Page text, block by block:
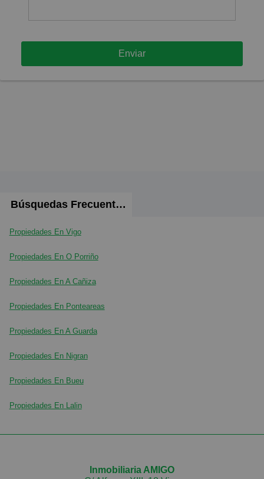
Enviar
Búsquedas Frecuentes
Propiedades En Vigo
Propiedades En O Porriño
Propiedades En A Cañiza
Propiedades En Ponteareas
Propiedades En A Guarda
Propiedades En Nigran
Propiedades En Bueu
Propiedades En Lalin
Inmobiliaria AMIGO